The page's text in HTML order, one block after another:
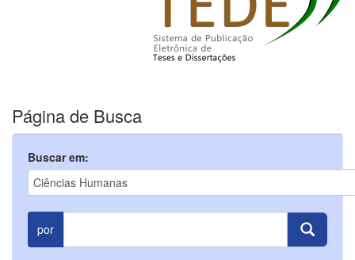
Página de Busca
Buscar em:
por